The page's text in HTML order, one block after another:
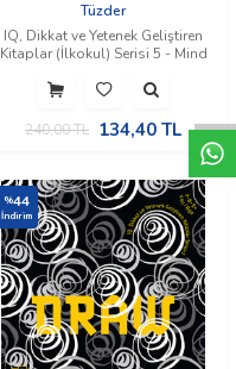
Tüzder
​IQ, Dikkat ve Yetenek Geliştiren
Kitaplar (İlkokul) Serisi 5 - Mind
240,00TL 134,40 TL
%44
İndirim